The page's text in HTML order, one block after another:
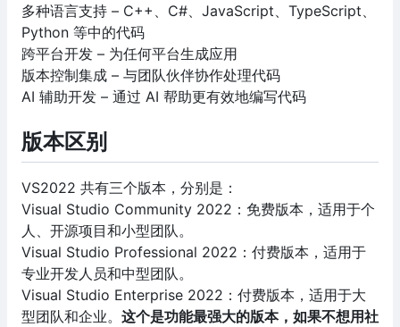
多种语言支持 – C++、C#、JavaScript、TypeScript、
Python 等中的代码
跨平台开发 – 为任何平台生成应用
版本控制集成 – 与团队伙伴协作处理代码
AI 辅助开发 – 通过 AI 帮助更有效地编写代码
版本区别
VS2022 共有三个版本，分别是：
Visual Studio Community 2022：免费版本，适用于个
人、开源项目和小型团队。
Visual Studio Professional 2022：付费版本，适用于
专业开发人员和中型团队。
Visual Studio Enterprise 2022：付费版本，适用于大
型团队和企业。 这个是功能最强大的版本，如果不想用社